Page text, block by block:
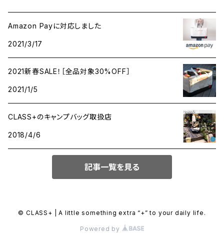
Amazon Payに対応しました
2021/3/17
2021新春SALE！［全品対象30%OFF］
2021/1/5
CLASS+のキャンプバッグ取扱店
2018/4/6
記事一覧を見る
© CLASS+ | A little something extra “+” to your daily life.
Powered by